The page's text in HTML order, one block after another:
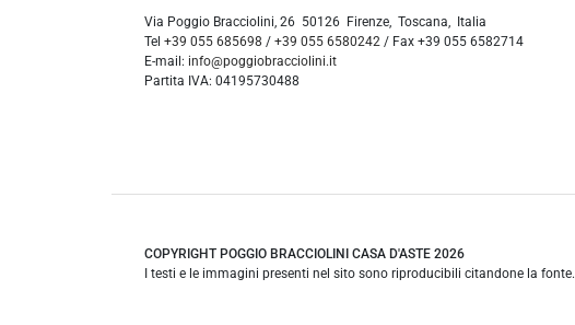
Via Poggio Bracciolini, 26 50126 Firenze Toscana
Italia
Tel +39 055 685698 / +39 055 6580242 / Fax +39 055 6582714
E-mail: info@poggiobracciolini.it
Partita IVA: 04195730488
COPYRIGHT POGGIO BRACCIOLINI CASA D'ASTE 2026
I testi e le immagini presenti nel sito sono riproducibili citandone la fonte.